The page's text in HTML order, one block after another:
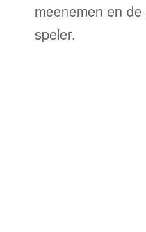
meenemen en
speler.